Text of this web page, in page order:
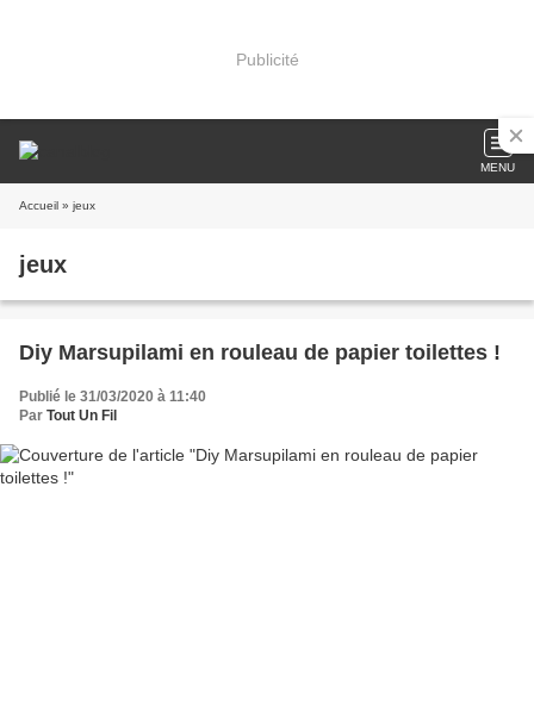
Publicité
MENU
Accueil » jeux
jeux
Diy Marsupilami en rouleau de papier toilettes !
Publié le 31/03/2020 à 11:40
Par Tout Un Fil